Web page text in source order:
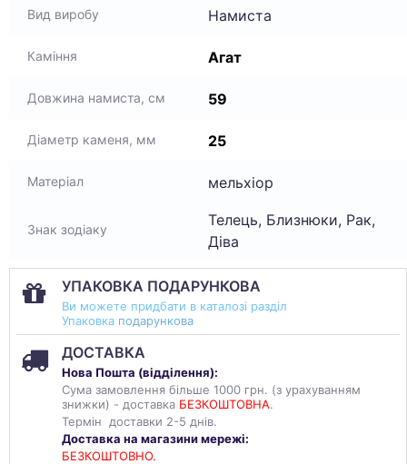
Вид виробу Намиста
Каміння Агат
Довжина намиста, см 59
Діаметр каменя, мм 25
Матеріал мельхіор
Знак зодіаку
Телець, Близнюки, Рак,
Діва
УПАКОВКА ПОДАРУНКОВА
Ви можете придбати в каталозі разділ
Упаковка подарункова
ДОСТАВКА
Нова Пошта (відділення):
Сума замовлення більше 1000 грн. (з урахуванням
знижки) - доставка БЕЗКОШТОВНА.
Термін доставки 2-5 днів.
Доставка на магазини мережі:
БЕЗКОШТОВНО.